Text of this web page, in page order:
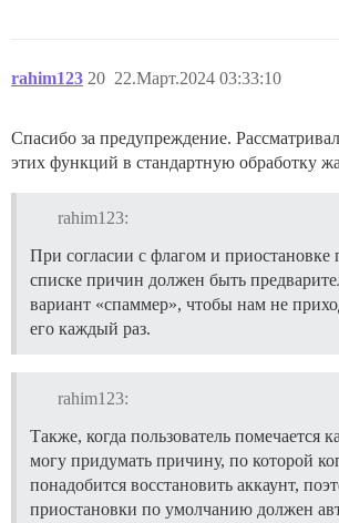
rahim123 22.Март.2024 03:33:10
20
Спасибо за предупреждение.
этих функций в стандартную обработку
rahim123:
При согласии с флагом и приостановке
списке причин должен быть
вариант «спаммер», чтобы нам не
его каждый раз.
rahim123:
Также, когда пользователь помечается
могу придумать причину, по которой
понадобится восстановить аккаунт,
приостановки по умолчанию должен